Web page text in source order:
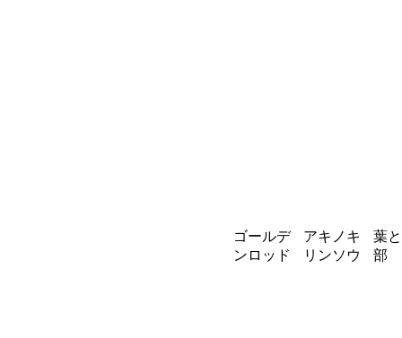
ゴールデ
ンロッド
アキノキ
リンソウ
葉
部